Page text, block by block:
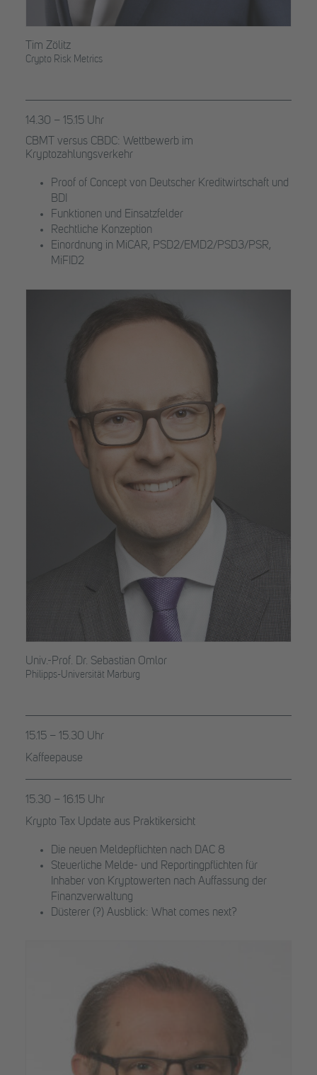
Tim Zölitz
Crypto Risk Metrics
14.30 – 15.15 Uhr
CBMT versus CBDC: Wettbewerb im
Kryptozahlungsverkehr
Proof of Concept von Deutscher Kreditwirtschaft und
BDI
Funktionen und Einsatzfelder
Rechtliche Konzeption
Einordnung in MiCAR, PSD2/EMD2/PSD3/PSR,
MiFID2
Univ.-Prof. Dr. Sebastian Omlor
Philipps-Universität Marburg
15.15 – 15.30 Uhr
Kaffeepause
15.30 – 16.15 Uhr
Krypto Tax Update aus Praktikersicht
Die neuen Meldepflichten nach DAC 8
Steuerliche Melde- und Reportingpflichten für
Inhaber von Kryptowerten nach Auffassung der
Finanzverwaltung
Düsterer (?) Ausblick: What comes next?